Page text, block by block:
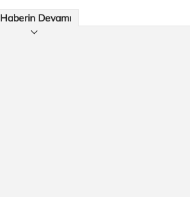
Haberin Devamı